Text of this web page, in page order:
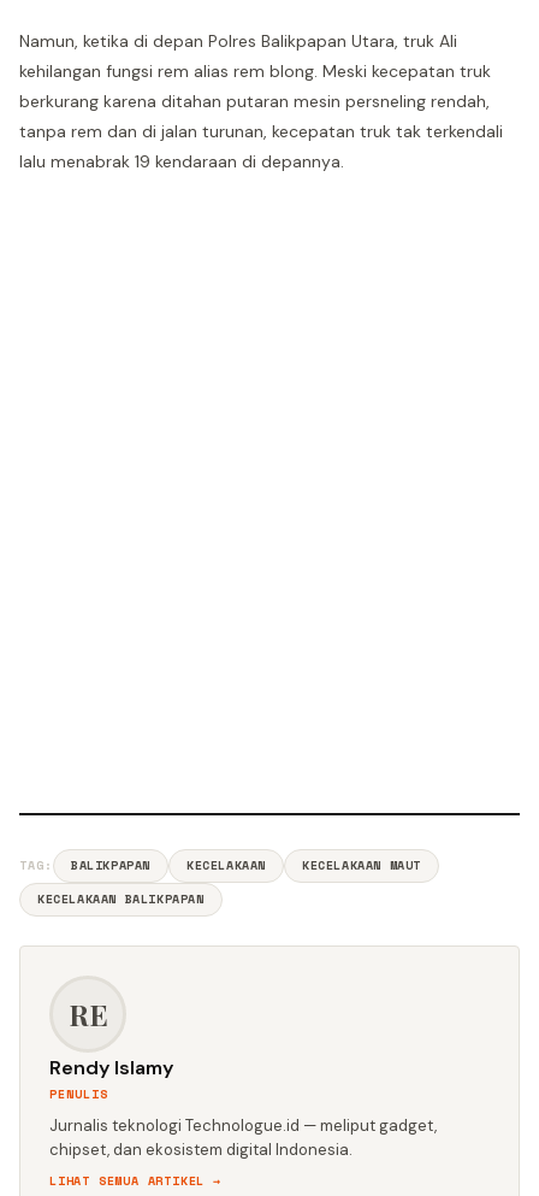
Namun, ketika di depan Polres Balikpapan Utara, truk Ali
kehilangan fungsi rem alias rem blong. Meski kecepatan truk
berkurang karena ditahan putaran mesin persneling rendah,
tanpa rem dan di jalan turunan, kecepatan truk tak terkendali
lalu menabrak 19 kendaraan di depannya.
TAG: BALIKPAPAN KECELAKAAN
KECELAKAAN MAUT
KECELAKAAN BALIKPAPAN
RE
Rendy Islamy
PENULIS
Jurnalis teknologi Technologue.id — meliput gadget,
chipset, dan ekosistem digital Indonesia.
LIHAT SEMUA ARTIKEL →